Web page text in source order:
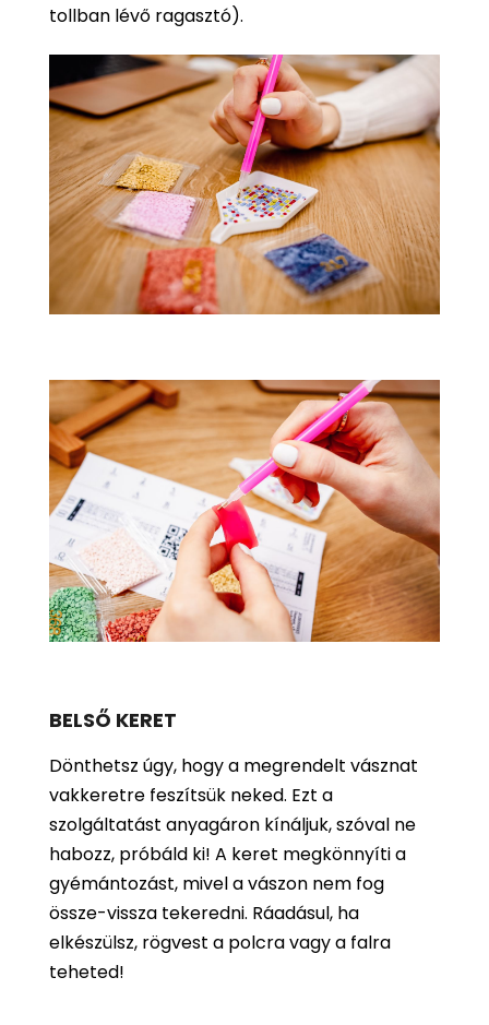
tollban lévő ragasztó).
BELSŐ KERET
Dönthetsz úgy, hogy a megrendelt vásznat
vakkeretre feszítsük neked. Ezt a
szolgáltatást anyagáron kínáljuk, szóval ne
habozz, próbáld ki! A keret megkönnyíti a
gyémántozást, mivel a vászon nem fog
össze-vissza tekeredni. Ráadásul, ha
elkészülsz, rögvest a polcra vagy a falra
teheted!